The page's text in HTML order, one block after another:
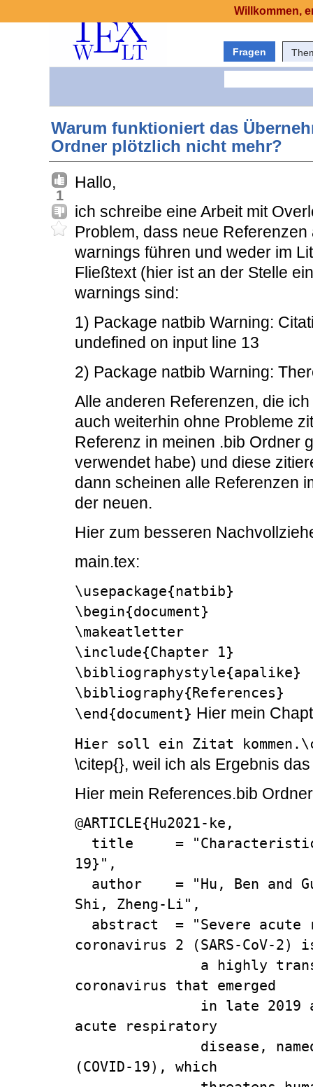
Fragen
Warum funktioniert das
Ordner plötzlich nicht mehr?
1
Hallo,
ich schreibe eine Arbeit mit
Problem, dass neue
warnings führen und weder im
Fließtext (hier ist an der Stelle
warnings sind:
1) Package natbib Warning:
undefined on input line 13
2) Package natbib Warning:
Alle anderen Referenzen, die
auch weiterhin ohne Probleme
Referenz in meinen .bib Ordner
verwendet habe) und diese
dann scheinen alle Referenzen
der neuen.
Hier zum besseren
main.tex:
\usepackage{natbib}
\begin{document}
\makeatletter
\include{Chapter 1}
\bibliographystyle{apalike}
\bibliography{References}
\end{document} Hier mein
Hier soll ein Zitat
\citep{}, weil ich als Ergebnis
Hier mein References.bib
@ARTICLE{Hu2021-ke,
19}",
Shi, Zheng-Li",
coronavirus 2 (SARS-CoV-2)
coronavirus that emerged
acute respiratory
(COVID-19), which
Willkommen,